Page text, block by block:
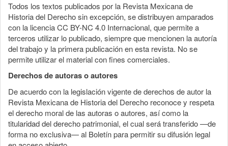
Todos los textos publicados por la Revista Mexicana de
Historia del Derecho sin excepción, se distribuyen amparados
con la licencia CC BY-NC 4.0 Internacional, que permite a
terceros utilizar lo publicado, siempre que mencionen la autoría
del trabajo y la primera publicación en esta revista. No se
permite utilizar el material con fines comerciales.
Derechos de autoras o autores
De acuerdo con la legislación vigente de derechos de autor la
Revista Mexicana de Historia del Derecho reconoce y respeta
el derecho moral de las autoras o autores, así como la
titularidad del derecho patrimonial, el cual será transferido —de
forma no exclusiva— al Boletín para permitir su difusión legal